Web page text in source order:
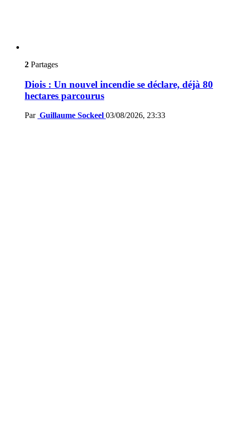
2 Partages
Diois : Un nouvel incendie se déclare, déjà 80
hectares parcourus
Par Guillaume Sockeel 03/08/2026, 23:33